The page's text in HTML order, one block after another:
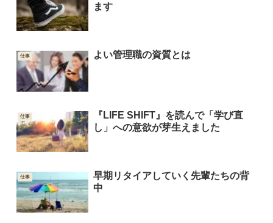
ます
仕事 よい管理職の資質とは
仕事
『LIFE SHIFT』を読んで「学び直
し」への意欲が芽生えました
仕事
早期リタイアしていく先輩たちの背
中